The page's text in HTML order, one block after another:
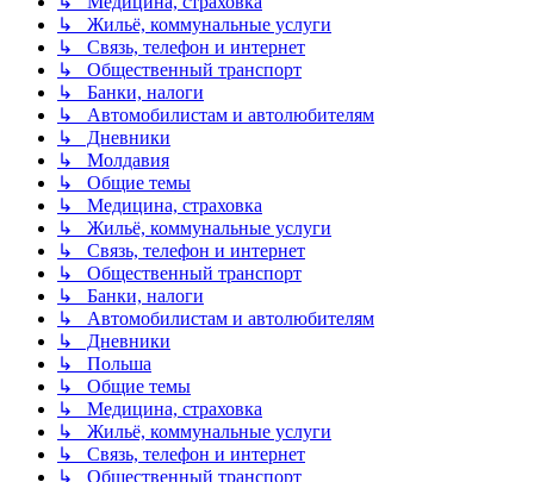
↳ Жильё, коммунальные услуги
↳ Связь, телефон и интернет
↳ Общественный транспорт
↳ Банки, налоги
↳ Автомобилистам и автолюбителям
↳ Дневники
↳ Молдавия
↳ Общие темы
↳ Медицина, страховка
↳ Жильё, коммунальные услуги
↳ Связь, телефон и интернет
↳ Общественный транспорт
↳ Банки, налоги
↳ Автомобилистам и автолюбителям
↳ Дневники
↳ Польша
↳ Общие темы
↳ Медицина, страховка
↳ Жильё, коммунальные услуги
↳ Связь, телефон и интернет
↳ Общественный транспорт